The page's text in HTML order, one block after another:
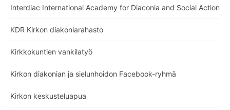
Interdiac International Academy for Diaconia and Social Action
KDR Kirkon diakoniarahasto
Kirkkokuntien vankilatyö
Kirkon diakonian ja sielunhoidon Facebook-ryhmä
Kirkon keskusteluapua